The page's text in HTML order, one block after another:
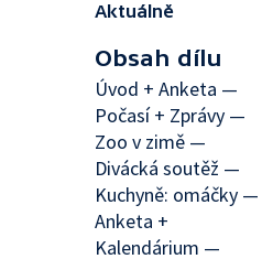
Aktuálně
Obsah dílu
Úvod + Anketa —
Počasí + Zprávy —
Zoo v zimě —
Divácká soutěž —
Kuchyně: omáčky —
Anketa +
Kalendárium —